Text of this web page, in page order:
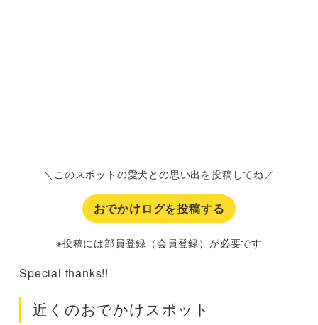
＼このスポットの愛犬との思い出を投稿してね／
おでかけログを投稿する
※投稿には部員登録（会員登録）が必要です
Special thanks!!
近くのおでかけスポット